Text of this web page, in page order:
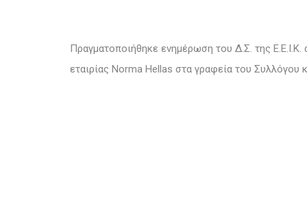
Πραγματοποιήθηκε ενημέρωση του Δ.Σ. της
εταιρίας Norma Hellas στα γραφεία του Συλλόγου